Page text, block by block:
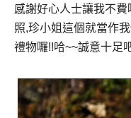
感謝好心人士讓我不
照,珍小姐這個就當作
禮物囉!!哈~~誠意十足